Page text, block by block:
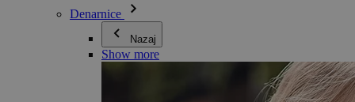
Denarnice
Nazaj
Show more